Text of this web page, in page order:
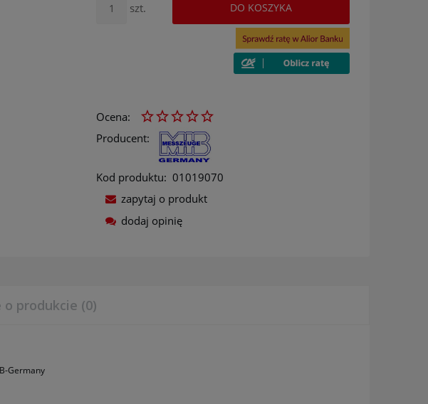
szt. DO KOSZYKA
Ocena:
Producent:
Kod produktu: 01019070
zapytaj o produkt
dodaj opinię
o produkcie (0)
Germany